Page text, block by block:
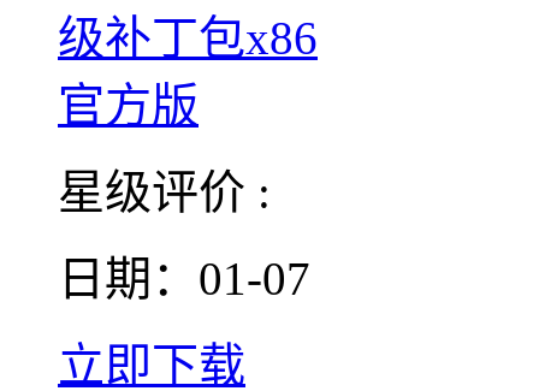
星级评价 :
日期：01-07
立即下载